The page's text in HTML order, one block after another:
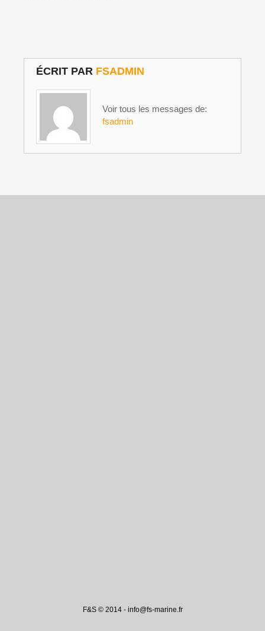
ÉCRIT PAR FSADMIN
Voir tous les messages de:
fsadmin
F&S © 2014 - info@fs-marine.fr